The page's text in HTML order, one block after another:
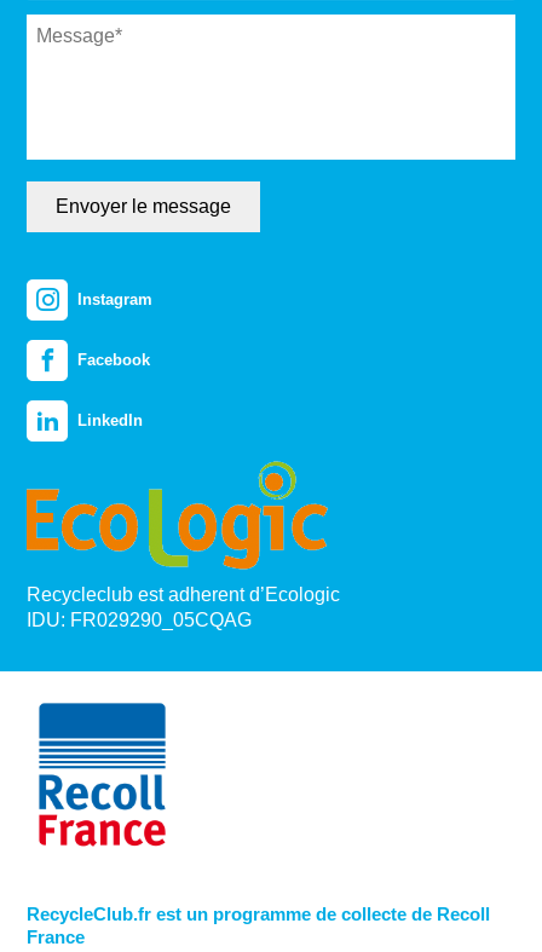
Message *
Envoyer le message
Instagram
Facebook
LinkedIn
Recycleclub est adherent d’Ecologic
IDU: FR029290_05CQAG
RecycleClub.fr est un programme de collecte de Recoll
France